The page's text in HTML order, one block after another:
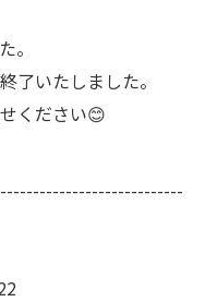
。
了いたしました。
ください😊